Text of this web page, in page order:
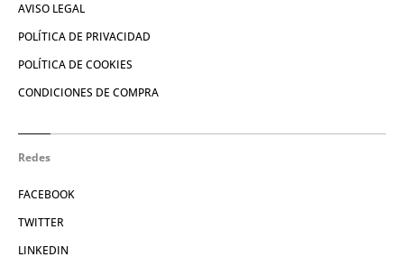
AVISO LEGAL
POLÍTICA DE PRIVACIDAD
POLÍTICA DE COOKIES
CONDICIONES DE COMPRA
Redes
FACEBOOK
TWITTER
LINKEDIN